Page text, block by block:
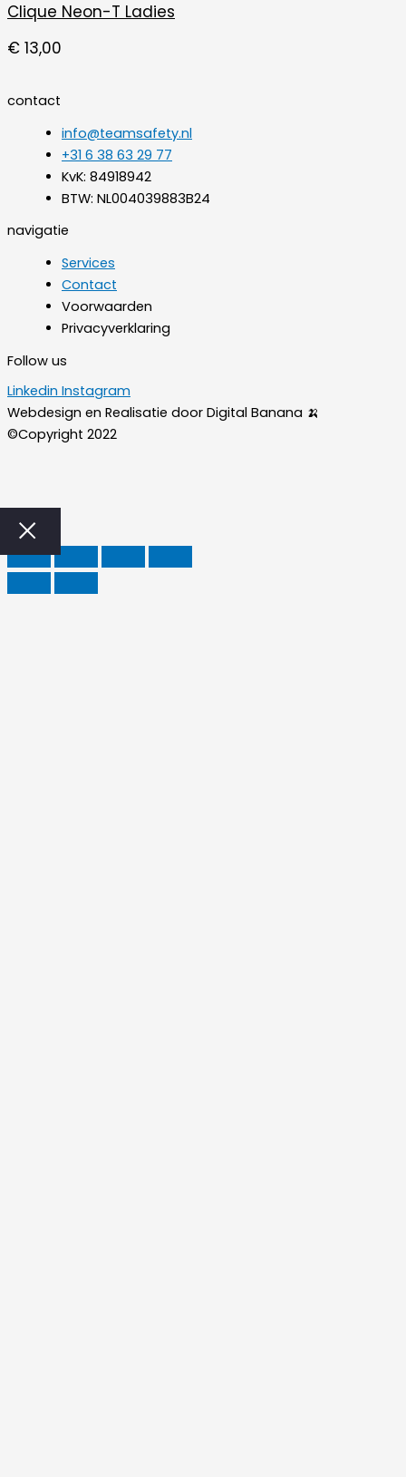
Clique Neon-T Ladies
€ 13,00
contact
info@teamsafety.nl
+31 6 38 63 29 77
KvK: 84918942
BTW: NL004039883B24
navigatie
Services
Contact
Voorwaarden
Privacyverklaring
Follow us
Linkedin Instagram
Webdesign en Realisatie door Digital Banana 🍌
©Copyright 2022